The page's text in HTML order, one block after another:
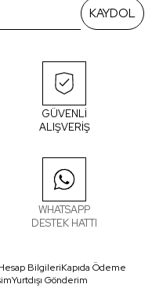
KAYDOL
GÜVENLİ
ALIŞVERİŞ
WHATSAPP
DESTEK HATTI
BilgileriKapıda Ödeme
Yurtdışı Gönderim